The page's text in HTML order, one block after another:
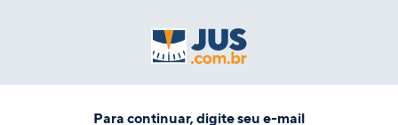
Para continuar, digite seu e-mail